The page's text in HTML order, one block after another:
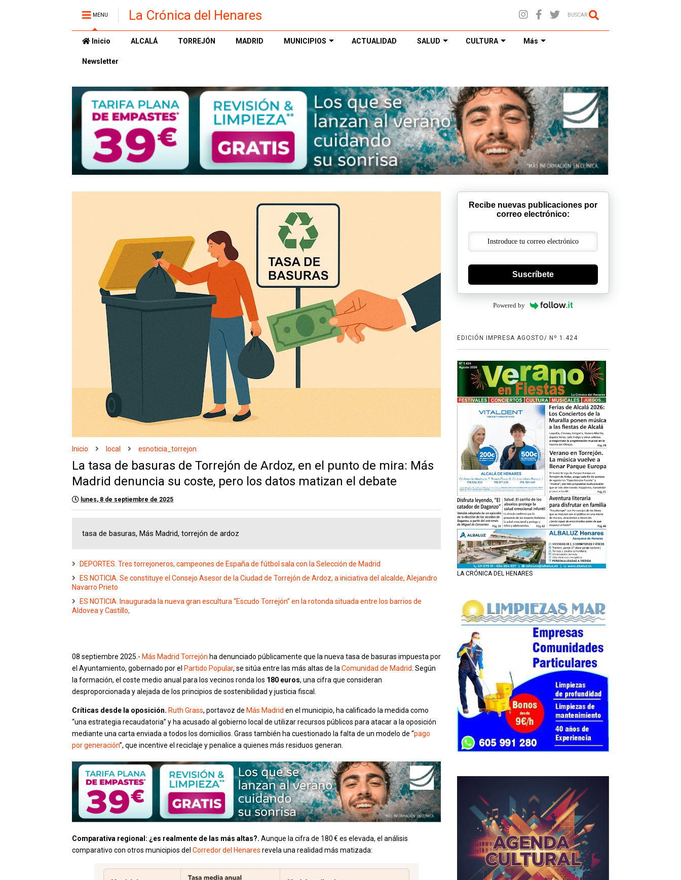
MENU La Crónica del Henares BUSCAR
Inicio ALCALÁ TORREJÓN MADRID MUNICIPIOS ACTUALIDAD SALUD CULTURA Más
Newsletter
Inicio local esnoticia_torrejon
La tasa de basuras de Torrejón de Ardoz, en el punto de mira: Más
Madrid denuncia su coste, pero los datos matizan el debate
lunes, 8 de septiembre de 2025
tasa de basuras, Más Madrid, torrejón de ardoz
DEPORTES. Tres torrejoneros, campeones de España de fútbol sala con la Selección de Madrid
ES NOTICIA. Se constituye el Consejo Asesor de la Ciudad de Torrejón de Ardoz, a iniciativa del alcalde, Alejandro
Navarro Prieto
ES NOTICIA. Inaugurada la nueva gran escultura “Escudo Torrejón” en la rotonda situada entre los barrios de
Aldovea y Castillo,
08 septiembre 2025.- Más Madrid Torrejón ha denunciado públicamente que la nueva tasa de basuras impuesta por
el Ayuntamiento, gobernado por el Partido Popular, se sitúa entre las más altas de la Comunidad de Madrid . Según
la formación, el coste medio anual para los vecinos ronda los 180 euros, una cifra que consideran
desproporcionada y alejada de los principios de sostenibilidad y justicia fiscal.
Críticas desde la oposición. Ruth Grass, portavoz de Más Madrid en el municipio, ha calificado la medida como
“una estrategia recaudatoria” y ha acusado al gobierno local de utilizar recursos públicos para atacar a la oposición
mediante una carta enviada a todos los domicilios. Grass también ha cuestionado la falta de un modelo de “pago
por generación”, que incentive el reciclaje y penalice a quienes más residuos generan.
Comparativa regional: ¿es realmente de las más altas?. Aunque la cifra de 180 € es elevada, el análisis
comparativo con otros municipios del Corredor del Henares revela una realidad más matizada:
Recibe nuevas publicaciones por
correo electrónico:
Suscríbete
Powered by
EDICIÓN IMPRESA AGOSTO/ Nº 1.424
LA CRÓNICA DEL HENARES